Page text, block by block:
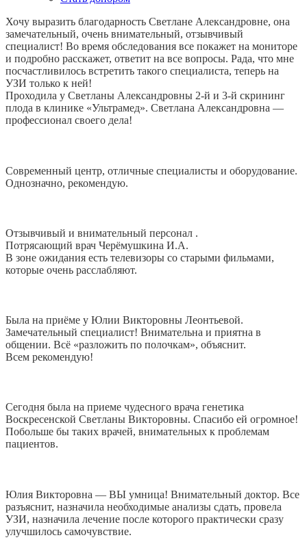
Хочу выразить благодарность Светлане Александровне, она
замечательный, очень внимательный, отзывчивый
специалист! Во время обследования все покажет на мониторе
и подробно расскажет, ответит на все вопросы. Рада, что мне
посчастливилось встретить такого специалиста, теперь на
УЗИ только к ней!
Проходила у Светланы Александровны 2-й и 3-й скрининг
плода в клинике «Ультрамед». Светлана Александровна —
профессионал своего дела!
Современный центр, отличные специалисты и оборудование.
Однозначно, рекомендую.
Отзывчивый и внимательный персонал .
Потрясающий врач Черёмушкина И.А.
В зоне ожидания есть телевизоры со старыми фильмами,
которые очень расслабляют.
Была на приёме у Юлии Викторовны Леонтьевой.
Замечательный специалист! Внимательна и приятна в
общении. Всё «разложить по полочкам», объяснит.
Всем рекомендую!
Сегодня была на приеме чудесного врача генетика
Воскресенской Светланы Викторовны. Спасибо ей огромное!
Побольше бы таких врачей, внимательных к проблемам
пациентов.
Юлия Викторовна — ВЫ умница! Внимательный доктор. Все
разъяснит, назначила необходимые анализы сдать, провела
УЗИ, назначила лечение после которого практически сразу
улучшилось самочувствие.